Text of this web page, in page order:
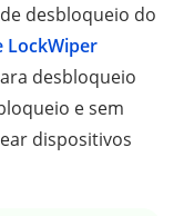
desbloqueio do
LockWiper
desbloqueio
e sem
dispositivos